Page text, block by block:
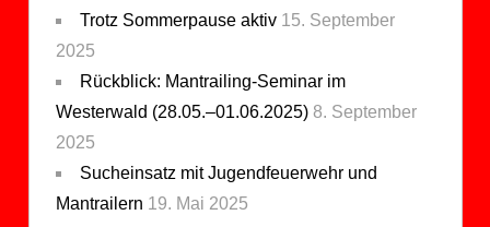
Trotz Sommerpause aktiv 15. September
2025
Rückblick: Mantrailing-Seminar im
Westerwald (28.05.–01.06.2025) 8. September
2025
Sucheinsatz mit Jugendfeuerwehr und
Mantrailern 19. Mai 2025